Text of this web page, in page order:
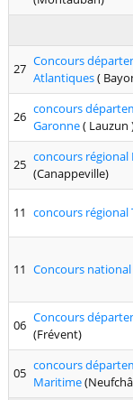
27 Concours
Atlantiques(
26 concours
Garonne( Lauzun
25 concours
(Canappeville)
11 concours régional
11 Concours national
06 Concours
(Frévent)
05 concours
Maritime